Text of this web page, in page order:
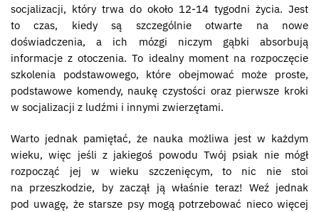
socjalizacji, który trwa do około 12-14 tygodni życia. Jest
to czas, kiedy są szczególnie otwarte na nowe
doświadczenia, a ich mózgi niczym gąbki absorbują
informacje z otoczenia. To idealny moment na rozpoczęcie
szkolenia podstawowego, które obejmować może proste,
podstawowe komendy, naukę czystości oraz pierwsze kroki
w socjalizacji z ludźmi i innymi zwierzętami.
Warto jednak pamiętać, że nauka możliwa jest w każdym
wieku, więc jeśli z jakiegoś powodu Twój psiak nie mógł
rozpocząć jej w wieku szczenięcym, to nic nie stoi
na przeszkodzie, by zaczął ją właśnie teraz! Weź jednak
pod uwagę, że starsze psy mogą potrzebować nieco więcej